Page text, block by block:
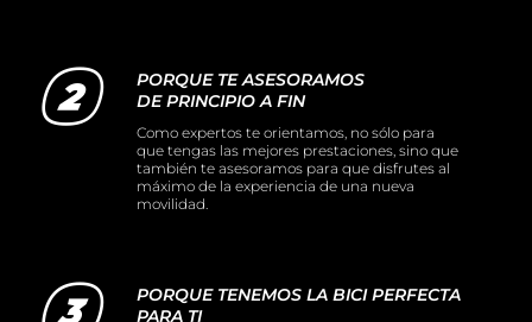
PORQUE TE ASESORAMOS
DE PRINCIPIO A FIN
Como expertos te orientamos, no sólo para
que tengas las mejores prestaciones, sino que
también te asesoramos para que disfrutes al
máximo de la experiencia de una nueva
movilidad.
PORQUE TENEMOS LA BICI PERFECTA
PARA TI